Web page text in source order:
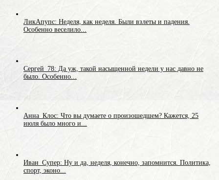
ЛикАпупс: Неделя, как неделя. Были взлеты и падения.
Особенно веселило...
Сергей_78: Да уж, такой насыщенной недели у нас давно не
было. Особенно...
Анна_Клос: Что вы думаете о произошедшем? Кажется, 25
июля было много и...
Иван_Супер: Ну и да, неделя, конечно, запомнится. Политика,
спорт, эконо...